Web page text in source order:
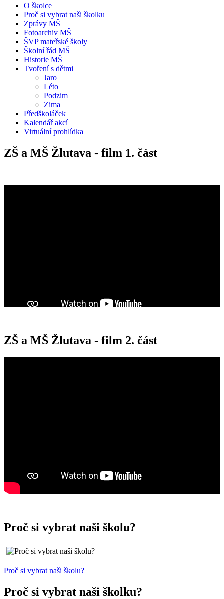
O školce
Proč si vybrat naši školku
Zprávy MŠ
Fotoarchiv MŠ
ŠVP mateřské školy
Školní řád MŠ
Historie MŠ
Tvoření s dětmi
Jaro
Léto
Podzim
Zima
Předškoláček
Kalendář akcí
Virtuální prohlídka
ZŠ a MŠ Žlutava - film 1. část
ZŠ a MŠ Žlutava - film 2. část
Proč si vybrat naši školu?
Proč si vybrat naši školu?
Proč si vybrat naši školku?